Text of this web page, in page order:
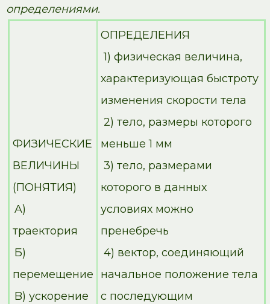
определениями.
ФИЗИЧЕСКИЕ
ВЕЛИЧИНЫ
(ПОНЯТИЯ)
A)
траектория
Б)
перемещение
B) ускорение
ОПРЕДЕЛЕНИЯ
1) физическая величина,
характеризующая быстроту
изменения скорости тела
2) тело, размеры которого
меньше 1 мм
3) тело, размерами
которого в данных
условиях можно
пренебречь
4) вектор, соединяющий
начальное положение тела
с последующим